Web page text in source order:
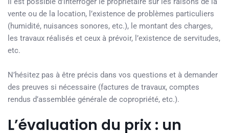
vente ou de la location, l’existence de problèmes particuliers
(humidité, nuisances sonores, etc.), le montant des charges,
les travaux réalisés et ceux à prévoir, l’existence de servitudes,
etc.
N’hésitez pas à être précis dans vos questions et à demander
des preuves si nécessaire (factures de travaux, comptes
rendus d’assemblée générale de copropriété, etc.).
L’évaluation du prix : un